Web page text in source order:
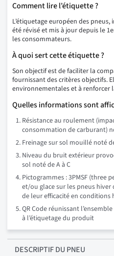
Comment lire l’étiquette ?
L’étiquetage européen des
été révisé et mis à jour depuis le
les consommateurs.
À quoi sert cette étiquette ?
Son objectif est de faciliter la
fournissant des critères objectifs.
environnementales et à renforcer
Quelles informations sont
Résistance au roulement
consommation de carburant)
Freinage sur sol mouillé noté
Niveau du bruit extérieur
sol noté de A à C
Pictogrammes : 3PMSF (three
et/ou glace sur les pneus
de leur efficacité en conditions
QR Code réunissant
à l’étiquetage du produit
DESCRIPTIFDU PNEU